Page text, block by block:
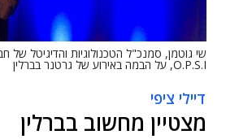
שי גוטמן, סמנכ"ל הטכנולוגיות והדיגיטל של
O.P.S.I, על הבמה באירוע של גרטנר בברלין
דיילי ציפי
מצטיין מחשוב בברלין